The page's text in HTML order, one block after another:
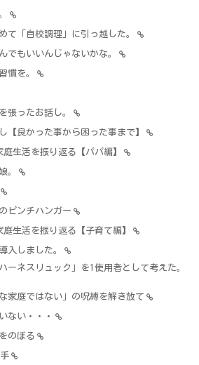
て「自校調理」に引っ越した。
でもいいんじゃないかな。
慣を。
張ったお話し。
【良かった事から困った事まで】
生活を振り返る【パパ編】
。
ピンチハンガー
生活を振り返る【子育て編】
入しました。
ーネスリュック」を1使用者として考えた。
家庭ではない」の呪縛を解き放て
ない・・・
のぼる